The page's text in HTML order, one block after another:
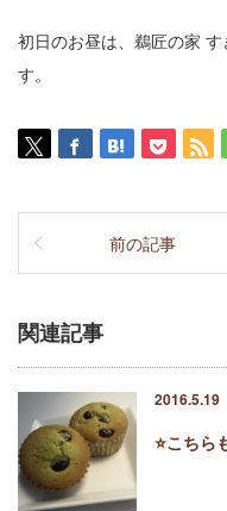
初日のお昼は、鵜匠の家
す。
前の記事
関連記事
2016.5.19
⭐️こちら